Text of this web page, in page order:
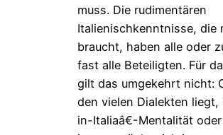
muss. Die rudimentären
Italienischkenntnisse, die
braucht, haben alle oder
fast alle Beteiligten. Für
gilt das umgekehrt nicht:
den vielen Dialekten liegt,
in-Italiaâ€-Mentalität